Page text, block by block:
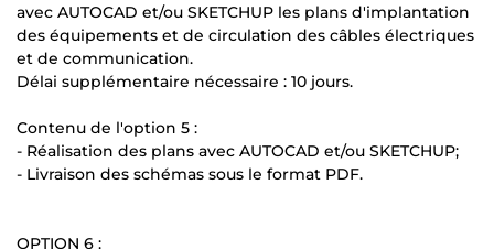
avec AUTOCAD et/ou SKETCHUP les plans d'implantation
des équipements et de circulation des câbles électriques
et de communication.
Délai supplémentaire nécessaire : 10 jours.
Contenu de l'option 5 :
- Réalisation des plans avec AUTOCAD et/ou SKETCHUP;
- Livraison des schémas sous le format PDF.
OPTION 6 :